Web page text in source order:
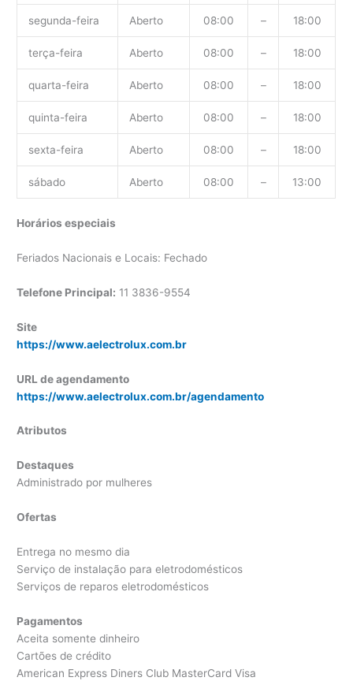
segunda-feira Aberto 08:00 – 18:00
terça-feira Aberto 08:00 – 18:00
quarta-feira Aberto 08:00 – 18:00
quinta-feira Aberto 08:00 – 18:00
sexta-feira Aberto 08:00 – 18:00
sábado Aberto 08:00 – 13:00
Horários especiais
Feriados Nacionais e Locais: Fechado
Telefone Principal: 11 3836-9554
Site
https://www.aelectrolux.com.br
URL de agendamento
https://www.aelectrolux.com.br/agendamento
Atributos
Destaques
Administrado por mulheres
Ofertas
Entrega no mesmo dia
Serviço de instalação para eletrodomésticos
Serviços de reparos eletrodomésticos
Pagamentos
Aceita somente dinheiro
Cartões de crédito
American Express Diners Club MasterCard Visa